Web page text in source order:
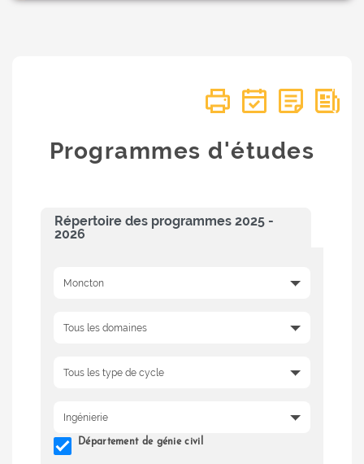
Programmes d'études
Répertoire des programmes 2025 -
2026
Département de génie civil